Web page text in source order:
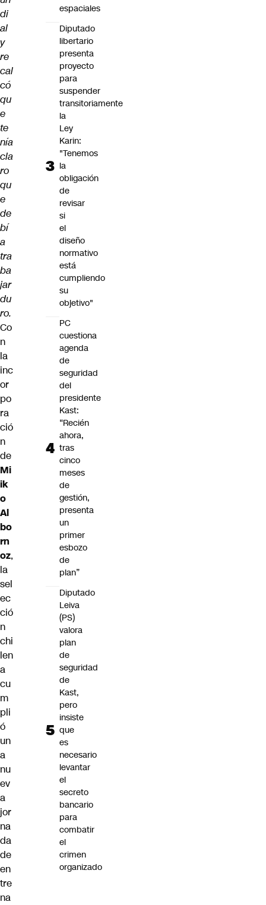
di
al
y
re
cal
có
qu
e
te
nía
cla
ro
qu
e
de
bí
a
tra
ba
jar
du
ro.
Co
n
la
inc
or
po
ra
ció
n
de
Mi
ik
o
Al
bo
rn
oz,
la
sel
ec
ció
n
chi
len
a
cu
m
pli
ó
un
a
nu
ev
a
jor
na
da
de
en
tre
na
espaciales
Diputado
libertario
presenta
proyecto
para
suspender
transitoriamente
la
Ley
Karin:
"Tenemos
la
obligación
de
revisar
si
el
diseño
normativo
está
cumpliendo
su
objetivo"
PC
cuestiona
agenda
de
seguridad
del
presidente
Kast:
“Recién
ahora,
tras
cinco
meses
de
gestión,
presenta
un
primer
esbozo
de
plan”
Diputado
Leiva
(PS)
valora
plan
de
seguridad
de
Kast,
pero
insiste
que
es
necesario
levantar
el
secreto
bancario
para
combatir
el
crimen
organizado